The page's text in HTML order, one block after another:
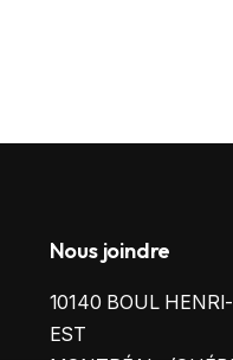
Nous joindre
10140 BOUL
EST